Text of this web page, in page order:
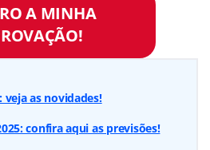
A MINHA
veja as novidades!
confira aqui as previsões!